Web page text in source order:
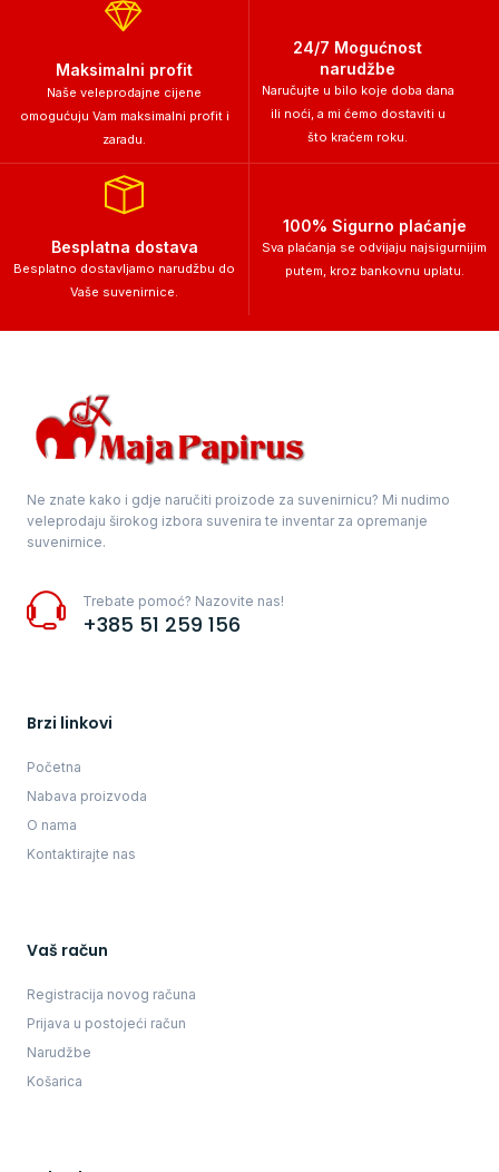
Maksimalni profit
Naše veleprodajne cijene
omogućuju Vam maksimalni profit i
zaradu.
24/7 Mogućnost
narudžbe
Naručujte u bilo koje doba dana
ili noći, a mi ćemo dostaviti u
što kraćem roku.
Besplatna dostava
Besplatno dostavljamo narudžbu do
Vaše suvenirnice.
100% Sigurno plaćanje
Sva plaćanja se odvijaju najsigurnijim
putem, kroz bankovnu uplatu.
Ne znate kako i gdje naručiti proizode za suvenirnicu? Mi nudimo
veleprodaju širokog izbora suvenira te inventar za opremanje
suvenirnice.
Trebate pomoć? Nazovite nas!
+385 51 259 156
Brzi linkovi
Početna
Nabava proizvoda
O nama
Kontaktirajte nas
Vaš račun
Registracija novog računa
Prijava u postojeći račun
Narudžbe
Košarica